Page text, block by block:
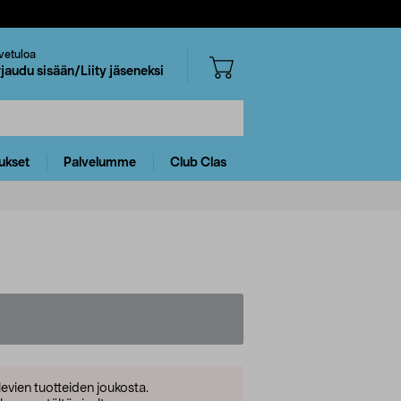
sisään/Liity jäseneksi
Palvelumme Club Clas
tuotteiden joukosta.